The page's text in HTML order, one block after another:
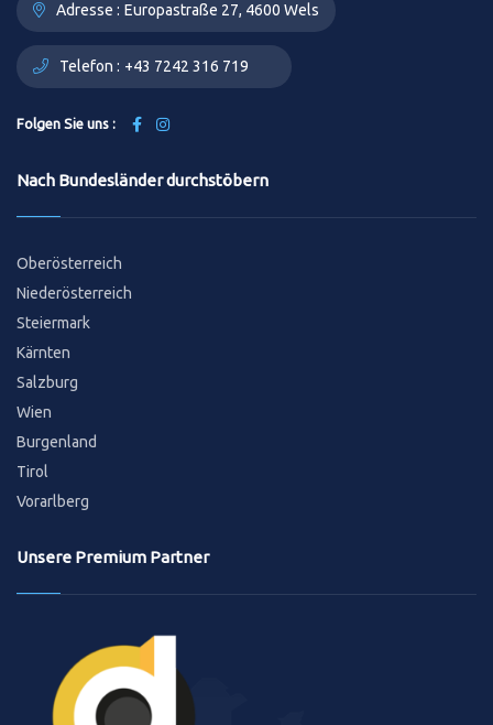
Adresse : Europastraße 27, 4600 Wels
Telefon : +43 7242 316 719
Folgen Sie uns :
Nach Bundesländer durchstöbern
Oberösterreich
Niederösterreich
Steiermark
Kärnten
Salzburg
Wien
Burgenland
Tirol
Vorarlberg
Unsere Premium Partner